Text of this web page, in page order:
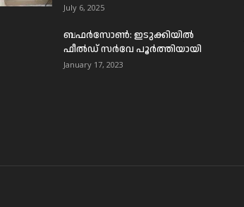
July 6, 2025
ബഫര്‍സോണ്‍: ഇടുക്കിയില്‍
ഫീല്‍ഡ് സര്‍വേ പൂര്‍ത്തിയായി
January 17, 2023